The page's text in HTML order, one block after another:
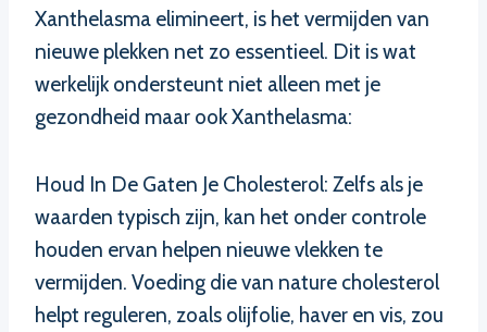
Xanthelasma elimineert, is het vermijden van
nieuwe plekken net zo essentieel. Dit is wat
werkelijk ondersteunt niet alleen met je
gezondheid maar ook Xanthelasma:
Houd In De Gaten Je Cholesterol: Zelfs als je
waarden typisch zijn, kan het onder controle
houden ervan helpen nieuwe vlekken te
vermijden. Voeding die van nature cholesterol
helpt reguleren, zoals olijfolie, haver en vis, zou